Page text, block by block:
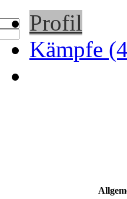
Profil
Kämpfe